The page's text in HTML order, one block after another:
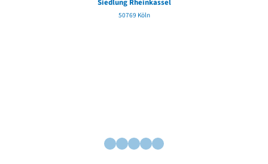
Siedlung Rheinkassel
50769 Köln